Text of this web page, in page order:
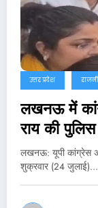
उत्तर प्रदेश
लखनऊ में
राय की
लखनऊ: यूपी कांग्रेस
शुक्रवार (24 जुलाई)…